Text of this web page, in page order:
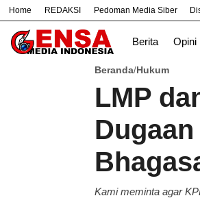
Home REDAKSI Pedoman Media Siber
Berita Opini
# Bekasi Cara
Beranda/Hukum
LMP
Kami meminta agar